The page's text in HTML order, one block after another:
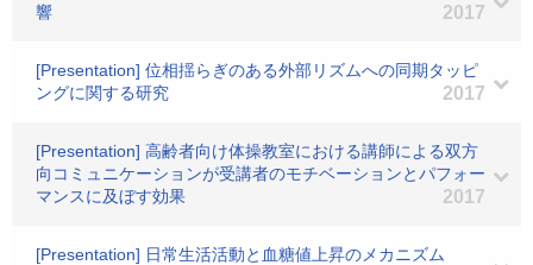
響
2017
[Presentation] 位相揺らぎのある外部リズムへの同期タッピ
ングに関する研究
2017
[Presentation] 高齢者向け体操教室における講師による双方
向コミュニケーションが受講者のモチベーションとパフォー
マンスに及ぼす効果
2017
[Presentation] 日常生活活動と血糖値上昇のメカニズム